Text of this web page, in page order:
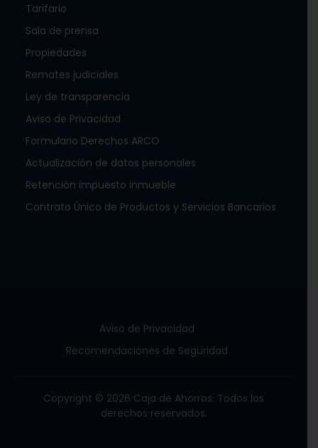
Tarifario
Sala de prensa
Propiedades
Remates judiciales
Ley de transparencia
Aviso de Privacidad
Formulario Derechos ARCO
Actualización de datos personales
Retención impuesto inmueble
Contrato Único de Productos y Servicios Bancarios
Aviso de Privacidad
Recomendaciones de Seguridad
Copyright © 2026 Caja de Ahorros. Todos los
derechos reservados.